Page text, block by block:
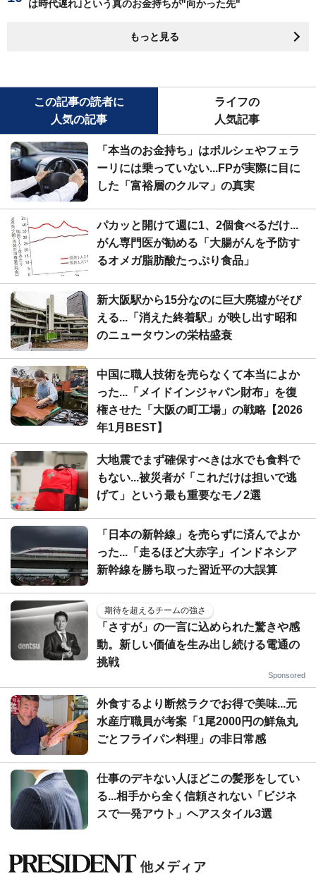
は時代遅れ｣という真のお金持ちが"向かった先"
もっと見る
この記事の読者に
人気の記事
ライフの
人気記事
「本当のお金持ち」はポルシェやフェラ
ーリには乗っていない...FPが実際に目に
した「富裕層のクルマ」の真実
パカッと開けて週に1、2個食べるだけ...
がん専門医が勧める「大腸がんを予防す
るオメガ脂肪酸たっぷり食品」
新大阪駅から15分なのに巨大廃墟がそび
える...「消えた終着駅」が映し出す昭和
のニュータウンの栄枯盛衰
中国に職人技術を売らなくて本当によか
った...「メイドインジャパン財布」を復
権させた「大阪の町工場」の戦略【2026
年1月BEST】
大地震でまず確保すべきは水でも食料で
もない...被災者が「これだけは担いで逃
げて」という最も重要なモノ2選
「日本の新幹線」を売らずに済んでよか
った...「走るほど大赤字」インドネシア
新幹線を勝ち取った習近平の大誤算
期待を超えるチームの強さ
「さすが」の一言に込められた驚きや感
動。新しい価値を生み出し続ける電通の
挑戦
Sponsored
外食するより断然ラクでお得で美味...元
水産庁職員が考案「1尾2000円の鮮魚丸
ごとフライパン料理」の非日常感
仕事のデキない人ほどこの髪形をしてい
る...相手から全く信頼されない「ビジネ
スで一発アウト」ヘアスタイル3選